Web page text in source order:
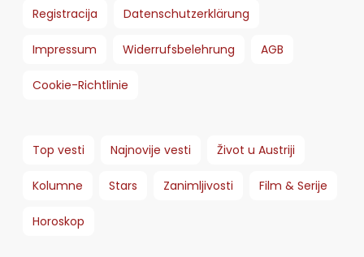
Registracija Datenschutzerklärung
Impressum Widerrufsbelehrung AGB
Cookie-Richtlinie
Top vesti Najnovije vesti Život u Austriji
Kolumne Stars Zanimljivosti Film & Serije
Horoskop